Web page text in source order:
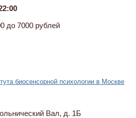
до 7000 рублей
биосенсорной психологии в Москве
Вал, д. 1Б